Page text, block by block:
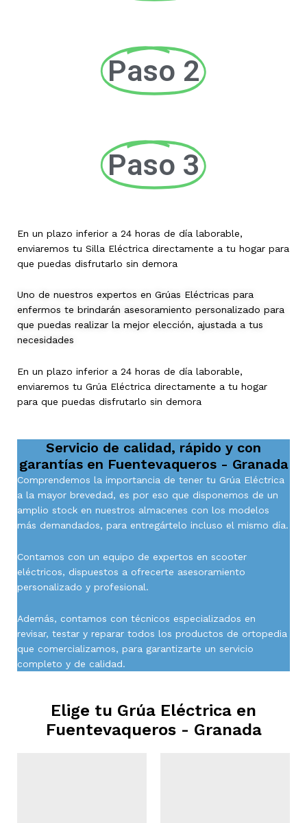
Paso 2
Paso 3
En un plazo inferior a 24 horas de día laborable,
enviaremos tu Silla Eléctrica directamente a tu hogar para
que puedas disfrutarlo sin demora
Uno de nuestros expertos en Grúas Eléctricas para
enfermos te brindarán asesoramiento personalizado para
que puedas realizar la mejor elección, ajustada a tus
necesidades
En un plazo inferior a 24 horas de día laborable,
enviaremos tu Grúa Eléctrica directamente a tu hogar
para que puedas disfrutarlo sin demora
Servicio de calidad, rápido y con
garantías en Fuentevaqueros - Granada
Comprendemos la importancia de tener tu Grúa Eléctrica
a la mayor brevedad, es por eso que disponemos de un
amplio stock en nuestros almacenes con los modelos
más demandados, para entregártelo incluso el mismo día.
Contamos con un equipo de expertos en scooter
eléctricos, dispuestos a ofrecerte asesoramiento
personalizado y profesional.
Además, contamos con técnicos especializados en
revisar, testar y reparar todos los productos de ortopedia
que comercializamos, para garantizarte un servicio
completo y de calidad.
Elige tu Grúa Eléctrica en
Fuentevaqueros - Granada